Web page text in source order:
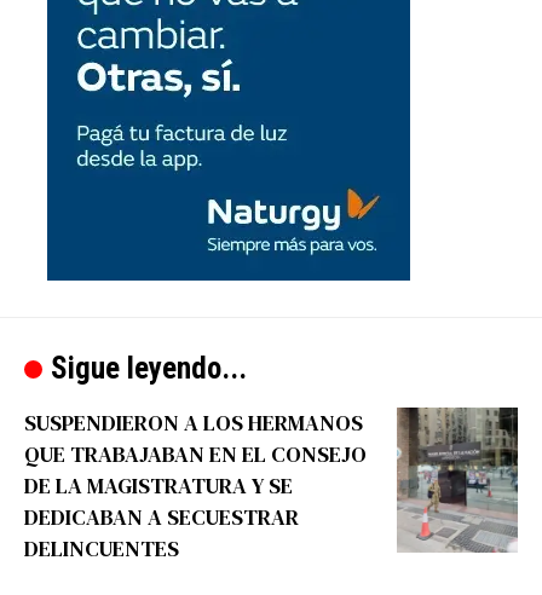
Sigue leyendo...
SUSPENDIERON A LOS HERMANOS
QUE TRABAJABAN EN EL CONSEJO
DE LA MAGISTRATURA Y SE
DEDICABAN A SECUESTRAR
DELINCUENTES